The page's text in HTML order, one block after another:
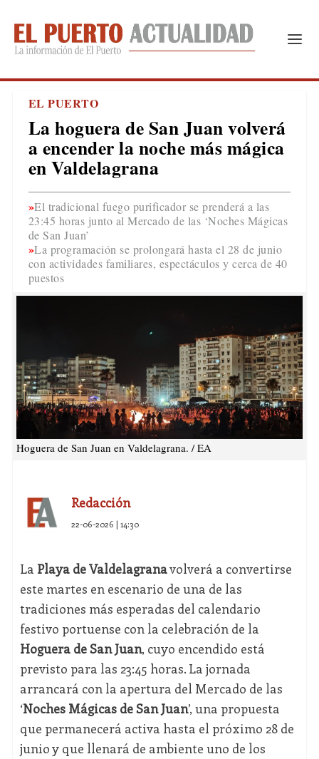
EL PUERTO
La hoguera de San Juan volverá
a encender la noche más mágica
en Valdelagrana
El tradicional fuego purificador se prenderá a las
23:45 horas junto al Mercado de las ‘Noches Mágicas
de San Juan’
La programación se prolongará hasta el 28 de junio
con actividades familiares, espectáculos y cerca de 40
puestos
Hoguera de San Juan en Valdelagrana. / EA
Redacción
22-06-2026 | 14:30
La Playa de Valdelagranavolverá a convertirse
este martes en escenario de una de las
tradiciones más esperadas del calendario
festivo portuense con la celebración de la
Hoguera de San Juan, cuyo encendido está
previsto para las 23:45 horas. La jornada
arrancará con la apertura del Mercado de las
‘Noches Mágicas de San Juan’, una propuesta
que permanecerá activa hasta el próximo 28 de
junio y que llenará de ambiente uno de los